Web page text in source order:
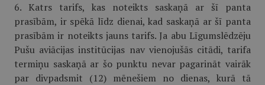
6. Katrs tarifs, kas noteikts saskaņā ar šī panta
prasībām, ir spēkā līdz dienai, kad saskaņā ar šī panta
prasībām ir noteikts jauns tarifs. Ja abu Līgumslēdzēju
Pušu aviācijas institūcijas nav vienojušās citādi, tarifa
termiņu saskaņā ar šo punktu nevar pagarināt vairāk
par divpadsmit (12) mēnešiem no dienas, kurā tā